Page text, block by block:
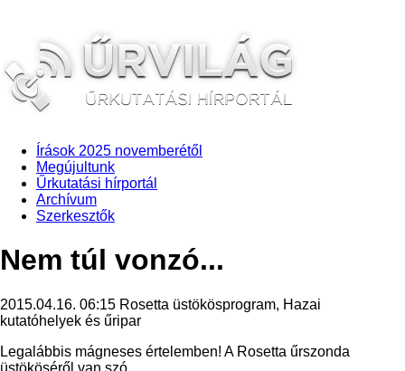
Írások 2025 novemberétől
Megújultunk
Űrkutatási hírportál
Archívum
Szerkesztők
Nem túl vonzó...
2015.04.16. 06:15 Rosetta üstökösprogram, Hazai
kutatóhelyek és űripar
Legalábbis mágneses értelemben! A Rosetta űrszonda
üstököséről van szó.